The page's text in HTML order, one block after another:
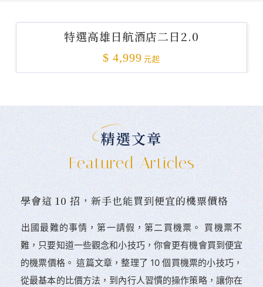
特選高雄日航酒店二日2.0
$ 4,999 元起
精選文章
Featured Articles
學會這 10 招，新手也能買到便宜的機票價格
󠀠出國最難的事情，第一請假，第二買機票。 󠀠買機票不
難，只要知道一些觀念和小技巧，你會更有機會買到便宜
的機票價格。 這篇文章，整理了 10 個買機票的小技巧，
從最基本的比價方法，到內行人習慣的操作策略，讓你在